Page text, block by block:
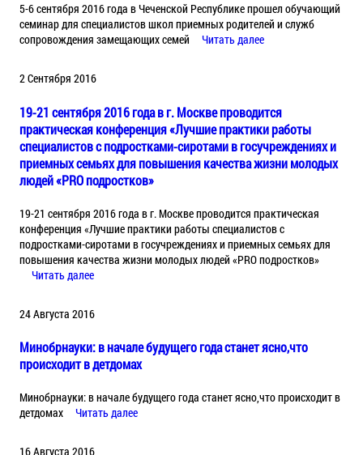
5-6 сентября 2016 года в Чеченской Республике прошел обучающий
семинар для специалистов школ приемных родителей и служб
сопровождения замещающих семей
Читать далее
2 Сентября 2016
19-21 сентября 2016 года в г. Москве проводится
практическая конференция «Лучшие практики работы
специалистов с подростками-сиротами в госучреждениях и
приемных семьях для повышения качества жизни молодых
людей «PRO подростков»
19-21 сентября 2016 года в г. Москве проводится практическая
конференция «Лучшие практики работы специалистов с
подростками-сиротами в госучреждениях и приемных семьях для
повышения качества жизни молодых людей «PRO подростков»
Читать далее
24 Августа 2016
Минобрнауки: в начале будущего года станет ясно,что
происходит в детдомах
Минобрнауки: в начале будущего года станет ясно,что происходит в
детдомах
Читать далее
16 Августа 2016